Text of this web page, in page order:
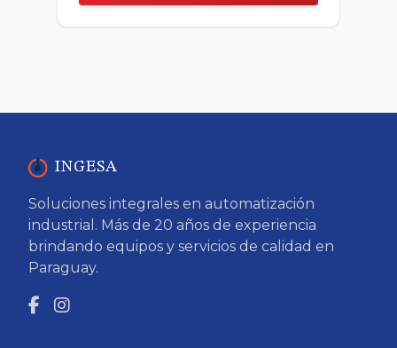
INGESA
Soluciones integrales en automatización
industrial. Más de 20 años de experiencia
brindando equipos y servicios de calidad en
Paraguay.